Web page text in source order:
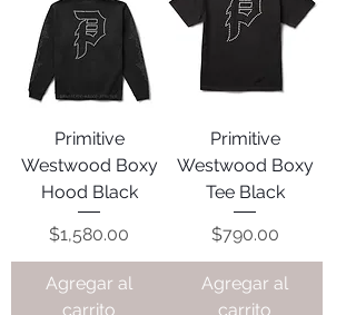
Primitive
Westwood Boxy
Hood Black
Precio
$1,580.00
Agregar al
carrito
Primitive
Westwood Boxy
Tee Black
Precio
$790.00
Agregar al
carrito